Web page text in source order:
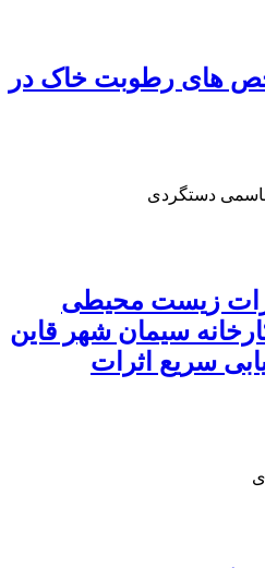
های رطوبت خاک در
دستگردی
زیست محیطی
سیمان شهر قاین
سریع اثرات